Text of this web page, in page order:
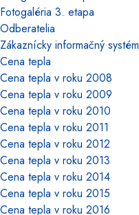
Fotogaléria 3. etapa
Odberatelia
Zákaznícky informačný systém
Cena tepla
Cena tepla v roku 2008
Cena tepla v roku 2009
Cena tepla v roku 2010
Cena tepla v roku 2011
Cena tepla v roku 2012
Cena tepla v roku 2013
Cena tepla v roku 2014
Cena tepla v roku 2015
Cena tepla v roku 2016